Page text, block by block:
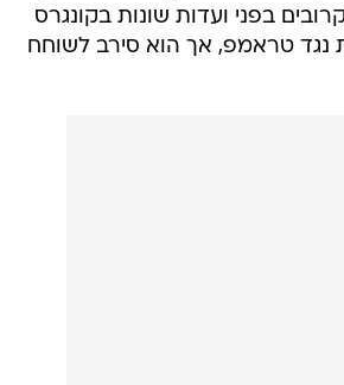
בפני ועדות שונות בקונגרס
נגד טראמפ, אך הוא סירב לשוחח